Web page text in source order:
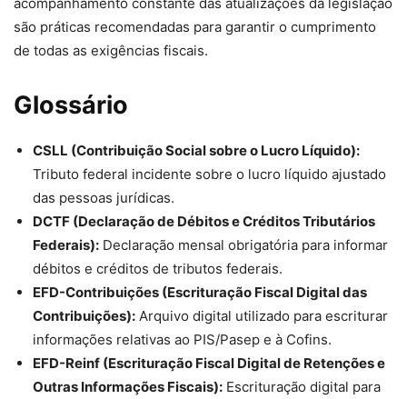
são práticas recomendadas para garantir o cumprimento
de todas as exigências fiscais.
Glossário
CSLL (Contribuição Social sobre o Lucro Líquido):
Tributo federal incidente sobre o lucro líquido ajustado
das pessoas jurídicas.
DCTF (Declaração de Débitos e Créditos Tributários
Federais): Declaração mensal obrigatória para informar
débitos e créditos de tributos federais.
EFD-Contribuições (Escrituração Fiscal Digital das
Contribuições): Arquivo digital utilizado para escriturar
informações relativas ao PIS/Pasep e à Cofins.
EFD-Reinf (Escrituração Fiscal Digital de Retenções e
Outras Informações Fiscais): Escrituração digital para